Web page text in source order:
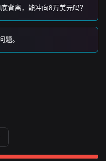
短期内可能会经历持续的
键的$0.1450支撑位之上，
背离，能冲向8万美元吗？
题。